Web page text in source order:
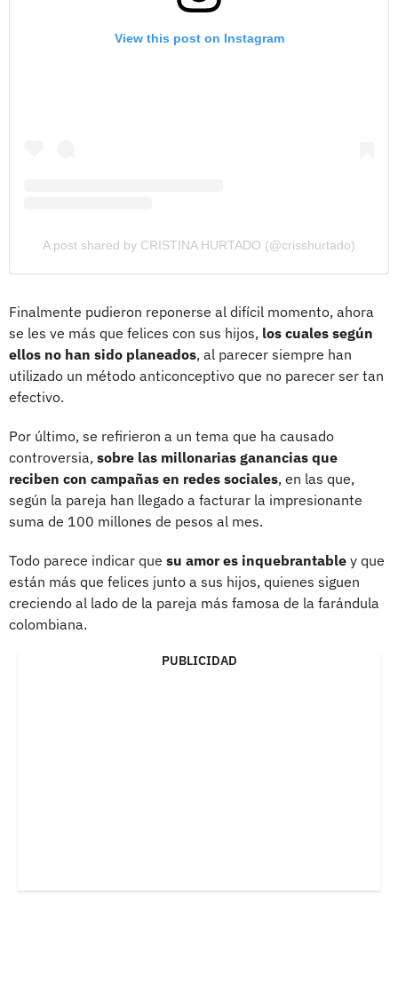
View this post on Instagram
A post shared by CRISTINA HURTADO (@crisshurtado)
Finalmente pudieron reponerse al difícil momento, ahora
se les ve más que felices con sus hijos, los cuales según
ellos no han sido planeados, al parecer siempre han
utilizado un método anticonceptivo que no parecer ser tan
efectivo.
Por último, se refirieron a un tema que ha causado
controversia, sobre las millonarias ganancias que
reciben con campañas en redes sociales, en las que,
según la pareja han llegado a facturar la impresionante
suma de 100 millones de pesos al mes.
Todo parece indicar que su amor es inquebrantable y que
están más que felices junto a sus hijos, quienes siguen
creciendo al lado de la pareja más famosa de la farándula
colombiana.
PUBLICIDAD